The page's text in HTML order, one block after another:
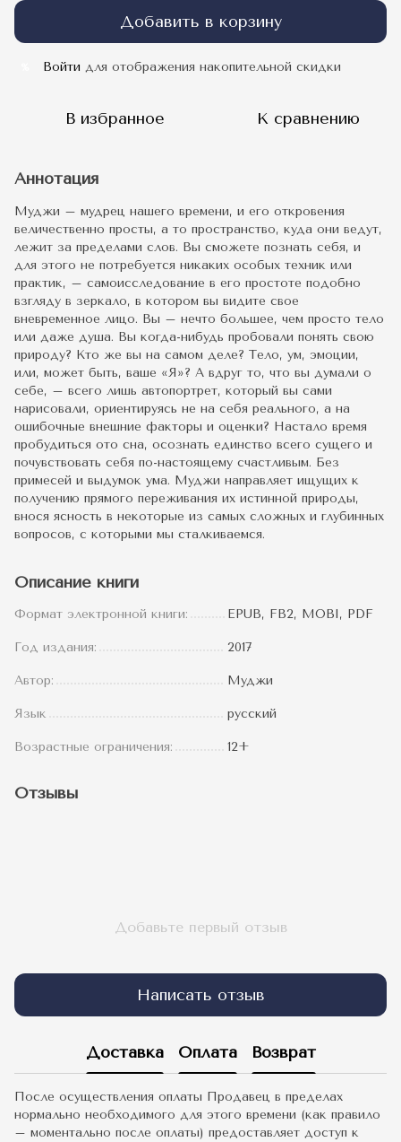
Добавить в корзину
Войти для отображения накопительной скидки
В избранное К сравнению
Аннотация
Муджи – мудрец нашего времени, и его откровения
величественно просты, а то пространство, куда они ведут,
лежит за пределами слов. Вы сможете познать себя, и
для этого не потребуется никаких особых техник или
практик, – самоисследование в его простоте подобно
взгляду в зеркало, в котором вы видите свое
вневременное лицо. Вы – нечто большее, чем просто тело
или даже душа. Вы когда-нибудь пробовали понять свою
природу? Кто же вы на самом деле? Тело, ум, эмоции,
или, может быть, ваше «Я»? А вдруг то, что вы думали о
себе, – всего лишь автопортрет, который вы сами
нарисовали, ориентируясь не на себя реального, а на
ошибочные внешние факторы и оценки? Настало время
пробудиться ото сна, осознать единство всего сущего и
почувствовать себя по-настоящему счастливым. Без
примесей и выдумок ума. Муджи направляет ищущих к
получению прямого переживания их истинной природы,
внося ясность в некоторые из самых сложных и глубинных
вопросов, с которыми мы сталкиваемся.
Описание книги
Формат электронной книги: EPUB, FB2, MOBI, PDF
Год издания: 2017
Автор: Муджи
Язык русский
Возрастные ограничения: 12+
Отзывы
Добавьте первый отзыв
Написать отзыв
Доставка Оплата Возврат
После осуществления оплаты Продавец в пределах
нормально необходимого для этого времени (как правило
– моментально после оплаты) предоставляет доступ к